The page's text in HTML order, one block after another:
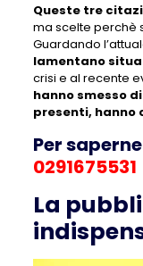
Queste tre
ma scelte perchè
Guardando
lamentano
crisi e al recente
hanno smesso
presenti,
Per
0291675531
La